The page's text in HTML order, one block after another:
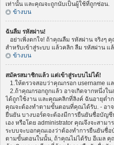
เท่านั้น และคุณจะถูกนับเป็นผู้ใช้ที่ถูกซ่อน.
ข้างบน
ฉันลืม รหัสผ่าน!
อย่าเพิ่งตกใจ! ถ้าคุณลืม รหัสผ่าน จริงๆ
สำหรับเข้าสู่ระบบ แล้วคลิก ลืม รหัสผ่าน แ
ข้างบน
สมัครสมาชิกแล้ว แต่เข้าสู่ระบบไม่ได้!
1.ให้ตรวจสอบว่าคุณกรอก username แ
2.ถ้าคุณกรอกถูกแล้ว อาจเกิดจากหนึ่งใน
ได้ถูกใช้งาน และคุณคลิกที่ลิงค์ ฉันอายุต่
คุณจะต้องทำตามขั้นตอนที่คุณได้รับ. - อา
ยืนยัน บางบอร์ดจะต้องมีการยืนยันชื่อบัญ
เอง หรือโดย administrator คุณจึงจะสาม
ระบบจะบอกคุณเองว่าต้องทำการยืนยันชื่
ตามขั้นตอนในนั้น, ถ้าคุณไม่ได้รับ อีเมล